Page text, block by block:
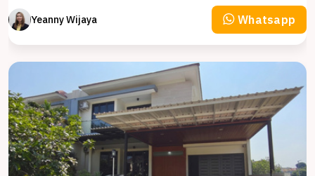
Yeanny Wijaya Whatsapp